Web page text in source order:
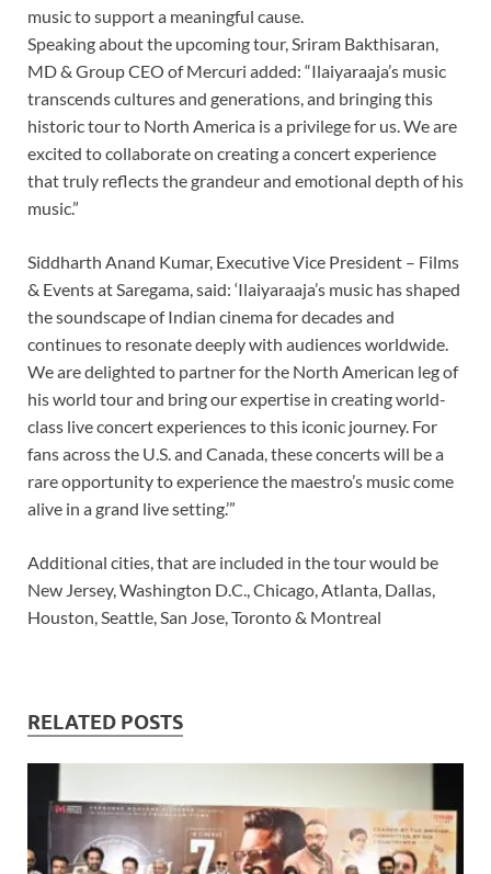
music to support a meaningful cause.
Speaking about the upcoming tour, Sriram Bakthisaran,
MD & Group CEO of Mercuri added: “Ilaiyaraaja’s music
transcends cultures and generations, and bringing this
historic tour to North America is a privilege for us. We are
excited to collaborate on creating a concert experience
that truly reflects the grandeur and emotional depth of his
music.”
Siddharth Anand Kumar, Executive Vice President – Films
& Events at Saregama, said: ‘Ilaiyaraaja’s music has shaped
the soundscape of Indian cinema for decades and
continues to resonate deeply with audiences worldwide.
We are delighted to partner for the North American leg of
his world tour and bring our expertise in creating world-
class live concert experiences to this iconic journey. For
fans across the U.S. and Canada, these concerts will be a
rare opportunity to experience the maestro’s music come
alive in a grand live setting.’”
Additional cities, that are included in the tour would be
New Jersey, Washington D.C., Chicago, Atlanta, Dallas,
Houston, Seattle, San Jose, Toronto & Montreal
RELATED POSTS